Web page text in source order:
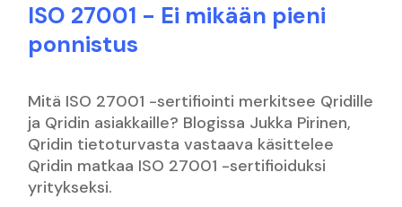
ISO 27001 - Ei mikään pieni
ponnistus
Mitä ISO 27001 -sertifiointi merkitsee Qridille
ja Qridin asiakkaille? Blogissa Jukka Pirinen,
Qridin tietoturvasta vastaava käsittelee
Qridin matkaa ISO 27001 -sertifioiduksi
yritykseksi.